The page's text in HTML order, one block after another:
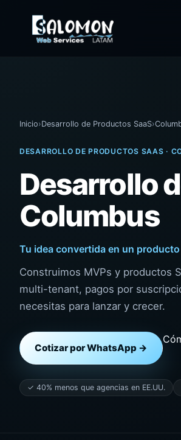
Inicio›Desarrollo de Productos SaaS›
DESARROLLO DE PRODUCTOS SAAS ·
Desarrollo
Columbus
Tu idea convertida en un
Construimos MVPs y productos
multi-tenant, pagos por
necesitas para lanzar y crecer.
Cotizar por WhatsApp →
✓ 40% menos que agencias en EE.UU.